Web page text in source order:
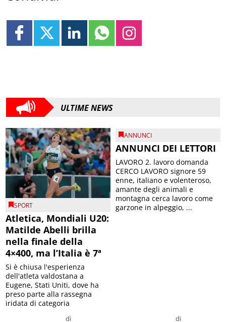
SPORT
Atletica, Mondiali U20:
Matilde Abelli brilla
nella finale della
4×400, ma l’Italia è 7ª
di
Fausto Vassoney
Si è chiusa l'esperienza
dell'atleta valdostana a
Eugene, Stati Uniti, dove ha
preso parte alla rassegna
iridata di categoria
ANNUNCI DEI LETTORI
segreteria
LAVORO 2. lavoro domanda
CERCO LAVORO signore 59
enne, italiano e volenteroso,
amante degli animali e
montagna cerca lavoro come
garzone in alpeggio, ...